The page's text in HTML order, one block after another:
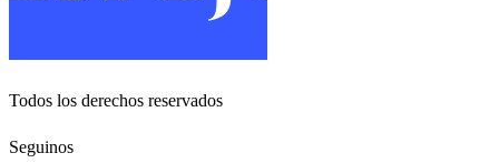
Todos los derechos reservados
Seguinos